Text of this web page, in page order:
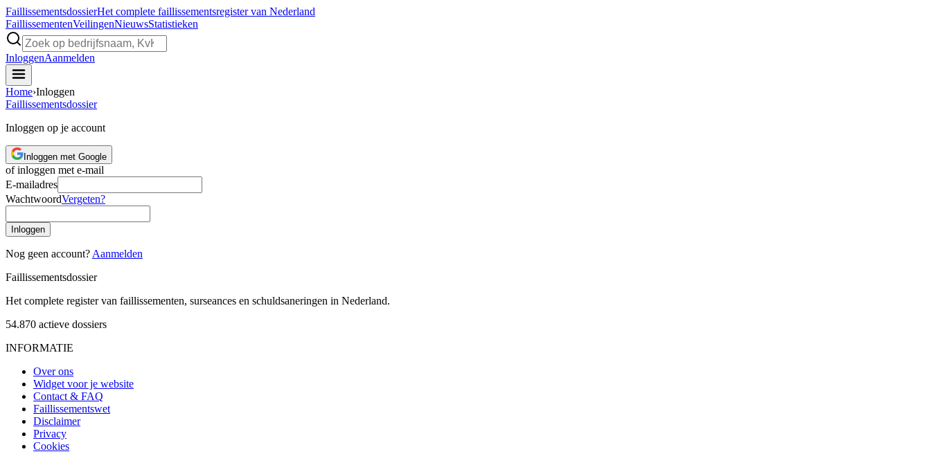
FaillissementsdossierHet complete faillissementsregister van Nederland
FaillissementenVeilingenNieuwsStatistieken
InloggenAanmelden
Home›Inloggen
Faillissementsdossier
Inloggen op je account
Inloggen met Google
of inloggen met e-mail
E-mailadres
WachtwoordVergeten?
Inloggen
Nog geen account? Aanmelden
Faillissementsdossier
Het complete register van faillissementen, surseances en schuldsaneringen in Nederland.
54.870 actieve dossiers
INFORMATIE
Over ons
Widget voor je website
Contact & FAQ
Faillissementswet
Disclaimer
Privacy
Cookies